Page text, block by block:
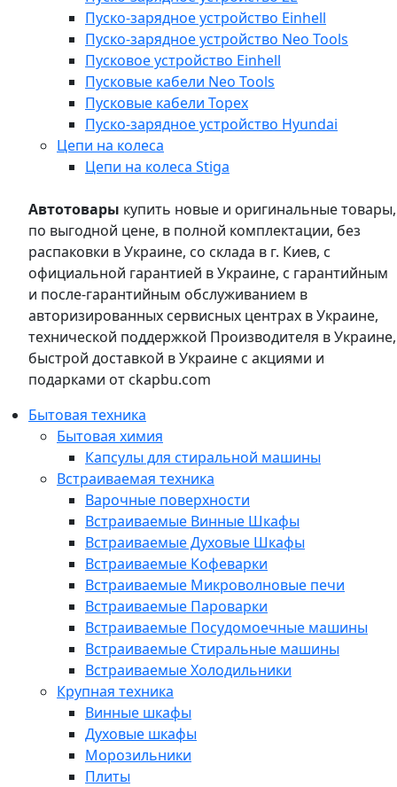
Пуско-зарядное устройство Einhell
Пуско-зарядное устройство Neo Tools
Пусковое устройство Einhell
Пусковые кабели Neo Tools
Пусковые кабели Topex
Пуско-зарядное устройство Hyundai
Цепи на колеса
Цепи на колеса Stiga
Автотовары купить новые и оригинальные товары,
по выгодной цене, в полной комплектации, без
распаковки в Украине, со склада в г. Киев, с
официальной гарантией в Украине, с гарантийным
и после-гарантийным обслуживанием в
авторизированных сервисных центрах в Украине,
технической поддержкой Производителя в Украине,
быстрой доставкой в Украине с акциями и
подарками от ckapbu.com
Бытовая техника
Бытовая химия
Капсулы для стиральной машины
Встраиваемая техника
Варочные поверхности
Встраиваемые Винные Шкафы
Встраиваемые Духовые Шкафы
Встраиваемые Кофеварки
Встраиваемые Микроволновые печи
Встраиваемые Пароварки
Встраиваемые Посудомоечные машины
Встраиваемые Стиральные машины
Встраиваемые Холодильники
Крупная техника
Винные шкафы
Духовые шкафы
Морозильники
Плиты